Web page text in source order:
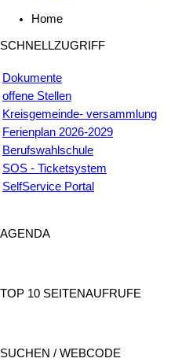
Home
SCHNELLZUGRIFF
Dokumente
offene Stellen
Kreisgemeinde- versammlung
Ferienplan 2026-2029
Berufswahlschule
SOS - Ticketsystem
SelfService Portal
AGENDA
TOP 10 SEITENAUFRUFE
SUCHEN / WEBCODE